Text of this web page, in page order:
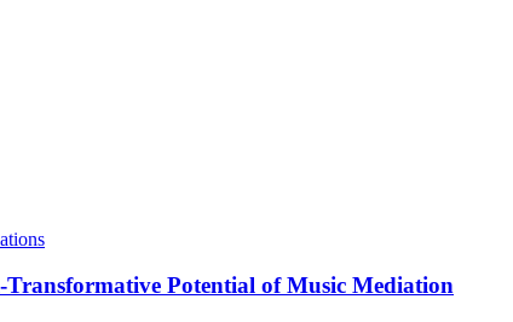
Potential of Music Mediation